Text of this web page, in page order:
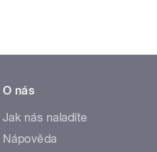
O nás
Jak nás naladíte
Nápověda